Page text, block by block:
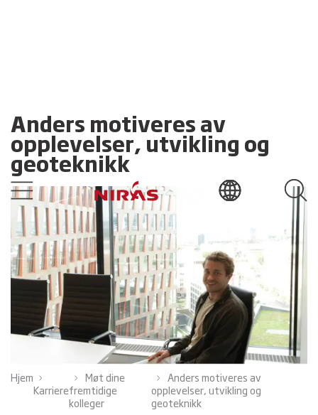
Anders motiveres av
opplevelser, utvikling og
geoteknikk
Hjem
Karriere
Møt dine
fremtidige
kolleger
Anders motiveres av
opplevelser, utvikling og
geoteknikk